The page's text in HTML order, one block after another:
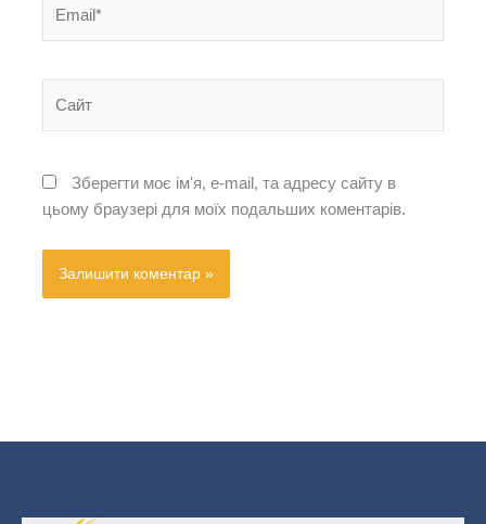
Зберегти моє ім'я, e-mail, та адресу сайту в
цьому браузері для моїх подальших коментарів.